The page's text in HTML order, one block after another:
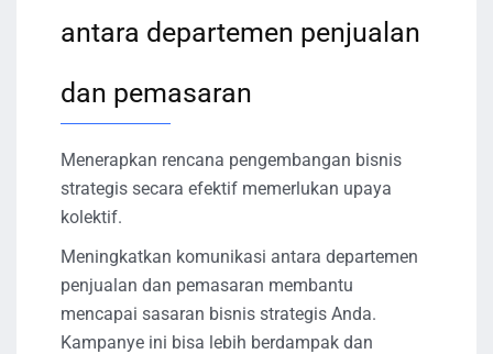
antara departemen penjualan
dan pemasaran
Menerapkan rencana pengembangan bisnis
strategis secara efektif memerlukan upaya
kolektif.
Meningkatkan komunikasi antara departemen
penjualan dan pemasaran membantu
mencapai sasaran bisnis strategis Anda.
Kampanye ini bisa lebih berdampak dan